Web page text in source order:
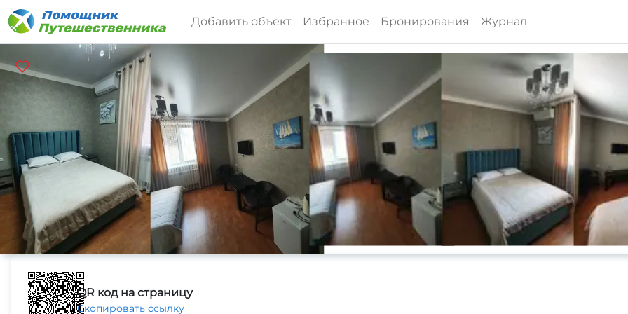
Добавить объект Избранное Бронирования Журнал
QR код на страницу
Скопировать ссылку